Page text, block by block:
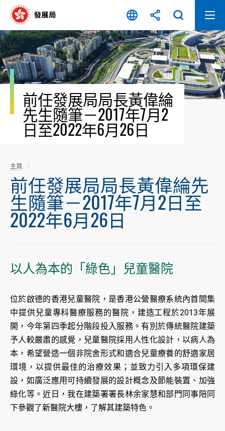
容
開
始
前任發展局局長黃偉綸
先生隨筆－2017年7月2
日至2022年6月26日
主頁
前任發展局局長黃偉綸先
生隨筆－2017年7月2日至
2022年6月26日
以人為本的「綠色」兒童醫院
位於啟德的香港兒童醫院，是香港公營醫療系統內首間集
中提供兒童專科醫療服務的醫院，建造工程於2013年展
開，今年第四季起分階段投入服務。有別於傳統醫院建築
予人較嚴肅的感覺，兒童醫院採用人性化設計，以病人為
本，希望營造一個非院舍形式和適合兒童療養的舒適家居
環境，以提供最佳的治療效果；並致力引入多項環保建
設，如廣泛應用可持續發展的設計概念及節能裝置、加強
綠化等。近日，我在建築署署長林余家慧和部門同事陪同
下參觀了新醫院大樓，了解其建築特色。